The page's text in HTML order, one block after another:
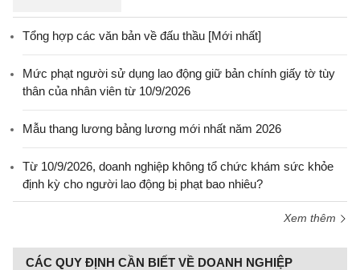
Tổng hợp các văn bản về đấu thầu [Mới nhất]
Mức phạt người sử dụng lao động giữ bản chính giấy tờ tùy
thân của nhân viên từ 10/9/2026
Mẫu thang lương bảng lương mới nhất năm 2026
Từ 10/9/2026, doanh nghiệp không tổ chức khám sức khỏe
định kỳ cho người lao động bị phạt bao nhiêu?
Xem thêm
CÁC QUY ĐỊNH CẦN BIẾT VỀ DOANH NGHIỆP